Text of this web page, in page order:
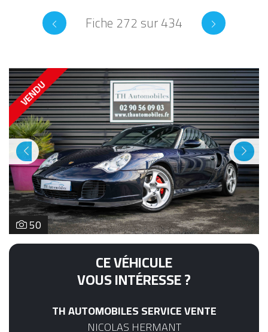
Fiche 272 sur 434
VENDU
Previous Next
50
CE VÉHICULE
VOUS INTÉRESSE ?
TH AUTOMOBILES SERVICE VENTE
NICOLAS HERMANT